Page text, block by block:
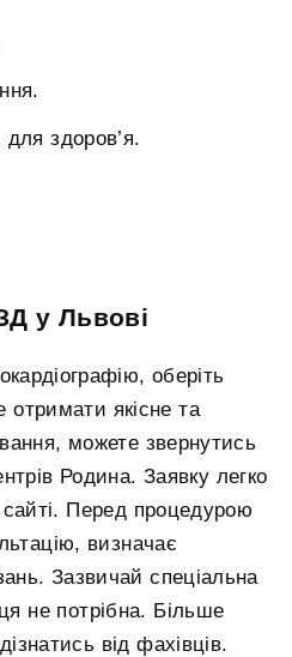
для здоров’я.
у Львові
оберіть
отримати якісне та
можете звернутись
Родина. Заявку легко
Перед процедурою
визначає
Зазвичай спеціальна
не потрібна. Більше
від фахівців.